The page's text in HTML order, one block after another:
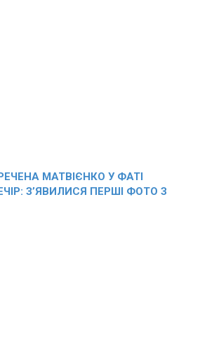
МАТВІЄНКО У ФАТІ
З’ЯВИЛИСЯ ПЕРШІ ФОТО З